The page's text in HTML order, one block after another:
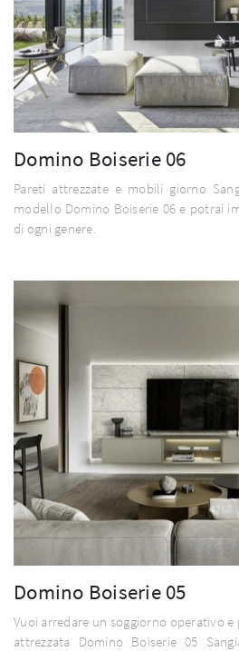
Domino Boiserie 06
Pareti attrezzate e mobili giorno
modello Domino Boiserie 06 e potrai
di ogni genere.
Domino Boiserie 05
Vuoi arredare un soggiorno operativo
attrezzata Domino Boiserie 05